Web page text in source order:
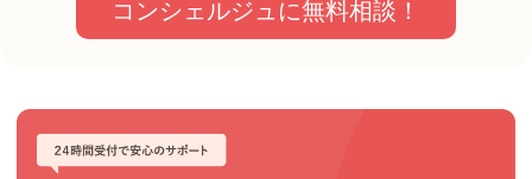
コンシェルジュに無料相談！